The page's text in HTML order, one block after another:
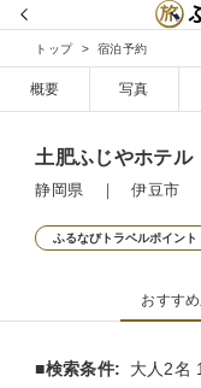
トップ 宿泊予約
概要 写真
土肥ふじやホテル
静岡県 ｜ 伊豆市
ふるなびトラベルポイント
おすす
■検索条件: 大人2名